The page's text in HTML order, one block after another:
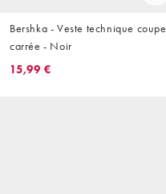
Bershka - Veste technique coupe
carrée - Noir
15,99 €